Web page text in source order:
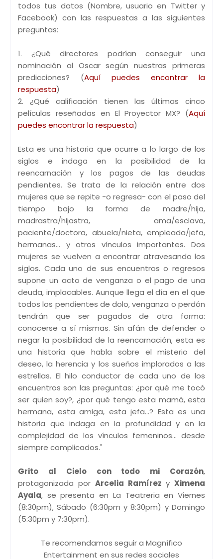
todos tus datos (Nombre, usuario en Twitter y
Facebook) con las respuestas a las siguientes
preguntas:
1. ¿Qué directores podrían conseguir una
nominación al Oscar según nuestras primeras
predicciones? (Aquí puedes encontrar la
respuesta)
2. ¿Qué calificación tienen las últimas cinco
películas reseñadas en El Proyector MX? (Aquí
puedes encontrar la respuesta)
Esta es una historia que ocurre a lo largo de los
siglos e indaga en la posibilidad de la
reencarnación y los pagos de las deudas
pendientes. Se trata de la relación entre dos
mujeres que se repite -o regresa- con el paso del
tiempo bajo la forma de madre/hija,
madrastra/hijastra, ama/esclava,
paciente/doctora, abuela/nieta, empleada/jefa,
hermanas… y otros vínculos importantes. Dos
mujeres se vuelven a encontrar atravesando los
siglos. Cada uno de sus encuentros o regresos
supone un acto de venganza o el pago de una
deuda, implacables. Aunque llega el día en el que
todos los pendientes de dolo, venganza o perdón
tendrán que ser pagados de otra forma:
conocerse a sí mismas. Sin afán de defender o
negar la posibilidad de la reencarnación, esta es
una historia que habla sobre el misterio del
deseo, la herencia y los sueños implorados a las
estrellas. El hilo conductor de cada uno de los
encuentros son las preguntas: ¿por qué me tocó
ser quien soy?, ¿por qué tengo esta mamá, esta
hermana, esta amiga, esta jefa…? Esta es una
historia que indaga en la profundidad y en la
complejidad de los vínculos femeninos… desde
siempre complicados."
Grito al Cielo con todo mi Corazón,
protagonizada por Arcelia Ramírez y Ximena
Ayala, se presenta en La Teatreria en Viernes
(8:30pm), Sábado (6:30pm y 8:30pm) y Domingo
(5:30pm y 7:30pm).
Te recomendamos seguir a Magnífico
Entertainment en sus redes sociales